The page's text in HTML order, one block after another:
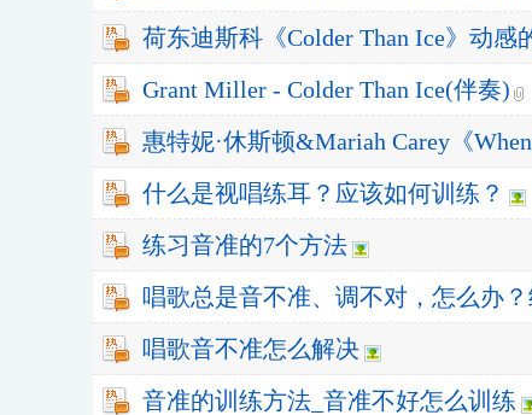
荷东迪斯科《Colder Than Ice》动
Grant Miller - Colder Than Ice(伴奏)
惠特妮·休斯顿&Mariah Carey《
什么是视唱练耳？应该如何训练？
练习音准的7个方法
唱歌总是音不准、调不对，怎么办？
唱歌音不准怎么解决
音准的训练方法_音准不好怎么训练